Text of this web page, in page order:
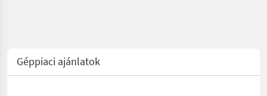
Géppiaci ajánlatok